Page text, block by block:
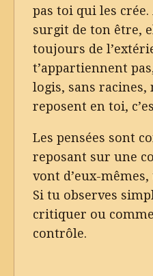
pas toi qui les crée.
surgit de ton être,
toujours de
t’appartiennent
logis, sans racines,
reposent en toi,
Les pensées sont
reposant sur une
vont d’eux-
Si tu observes
critiquer ou
contrôle.